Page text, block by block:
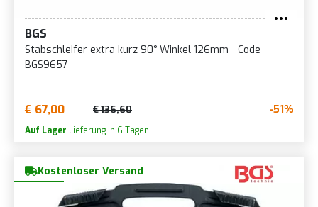
BGS
Stabschleifer extra kurz 90° Winkel 126mm - Code
BGS9657
€ 67,00 € 136,60 -51%
Auf Lager Lieferung in 6 Tagen.
Kostenloser Versand